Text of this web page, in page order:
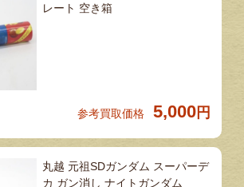
レート 空き箱
参考買取価格 5,000 円
丸越 元祖SDガンダム スーパーデ
カ ガン消し ナイトガンダム